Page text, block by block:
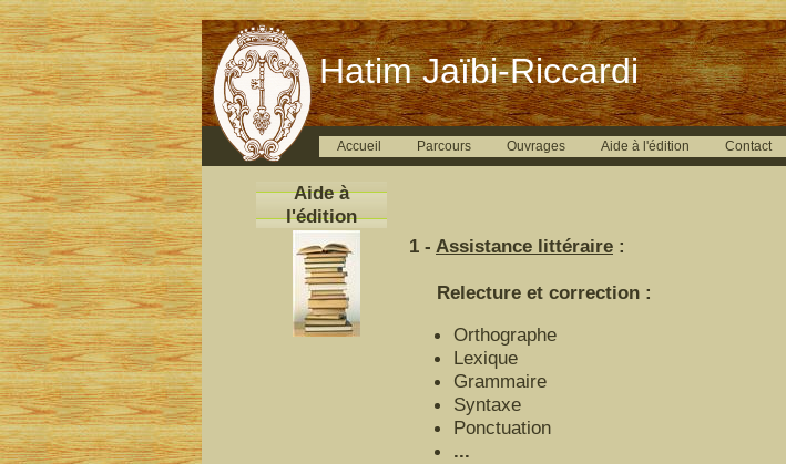
Hatim Jaïbi-Riccardi
Accueil Parcours Ouvrages Aide à l'édition Contact
Aide à
l'édition
1 - Assistance littéraire :
Relecture et correction :
Orthographe
Lexique
Grammaire
Syntaxe
Ponctuation
...